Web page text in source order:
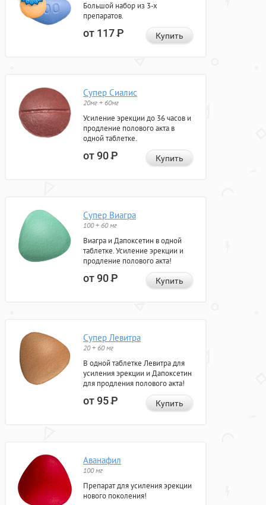
Большой набор из 3-х
препаратов.
от 117Р Купить
Супер Сиалис
20мг + 60мг
Усиление эрекции до 36 часов и
продление полового акта в
одной таблетке.
от 90Р Купить
Супер Виагра
100 + 60 мг
Виагра и Дапоксетин в одной
таблетке. Усиление эрекции и
продление полового акта!
от 90Р Купить
Супер Левитра
20 + 60 мг
В одной таблетке Левитра для
усиления эрекции и Дапоксетин
для продления полового акта!
от 95Р Купить
Аванафил
100 мг
Препарат для усиления эрекции
нового поколения!